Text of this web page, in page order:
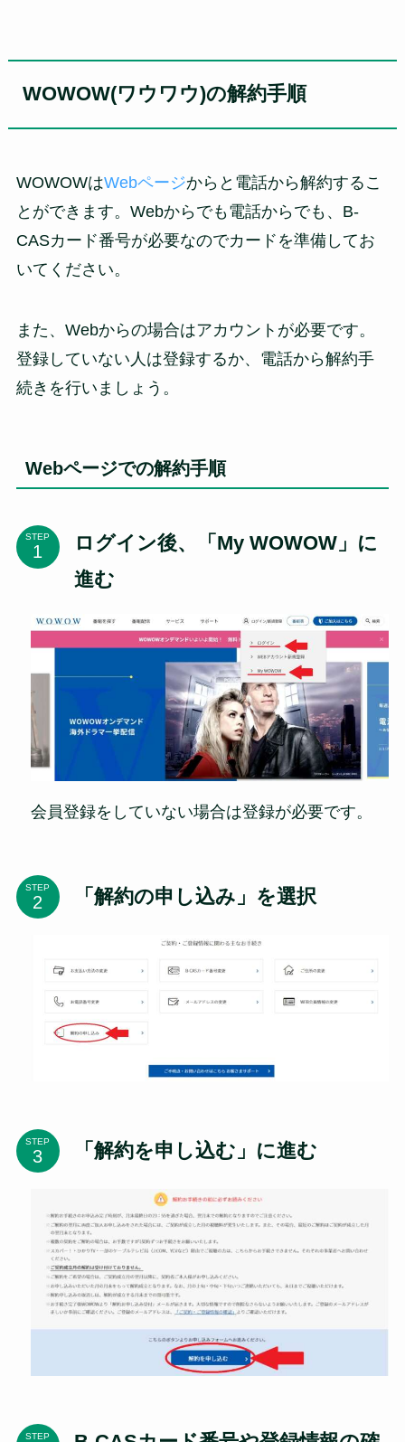
WOWOW(ワウワウ)の解約手順
WOWOWはWebページからと電話から解約するこ
とができます。Webからでも電話からでも、B-
CASカード番号が必要なのでカードを準備してお
いてください。
また、Webからの場合はアカウントが必要です。
登録していない人は登録するか、電話から解約手
続きを行いましょう。
Webページでの解約手順
STEP
ログイン後、「My WOWOW」に
進む
会員登録をしていない場合は登録が必要です。
STEP 「解約の申し込み」を選択
STEP 「解約を申し込む」に進む
STEP